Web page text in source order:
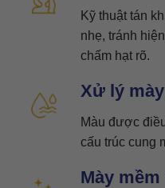
Kỹ thuật tán
nhẹ, tránh
chấm hạt rõ.
Xử lý
Màu được
cấu trúc cung
Mày